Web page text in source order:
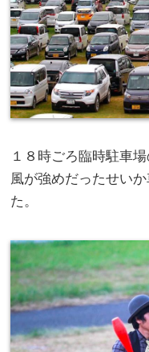
１８時ごろ臨時駐車
風が強めだったせい
た。